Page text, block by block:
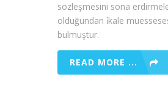
sözleşmesini sona
olduğundan i̇kale
bulmuştur.
READ MORE ...